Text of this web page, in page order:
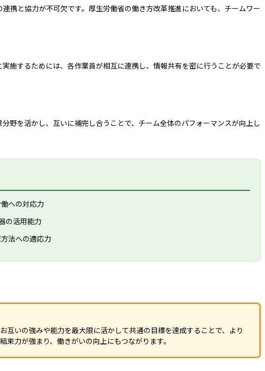
携と協力が不可欠です。厚生労働省の働き方改革推進においても、チームワー
施するためには、各作業員が相互に連携し、情報共有を密に行うことが必要で
野を活かし、互いに補完し合うことで、チーム全体のパフォーマンスが向上し
への対応力
の活用能力
法への適応力
いの強みや能力を最大限に活かして共通の目標を達成することで、より
力が強まり、働きがいの向上にもつながります。